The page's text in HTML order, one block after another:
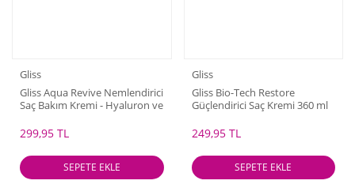
Gliss
Gliss Aqua Revive Nemlendirici
Saç Bakım Kremi - Hyaluron ve
299,95 TL
SEPETE EKLE
Gliss
Gliss Bio-Tech Restore
Güçlendirici Saç Kremi 360 ml
249,95 TL
SEPETE EKLE